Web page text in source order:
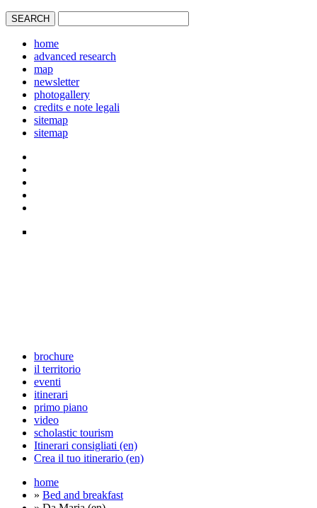
home
advanced research
map
newsletter
photogallery
credits e note legali
sitemap
sitemap
brochure
il territorio
eventi
itinerari
primo piano
video
scholastic tourism
Itinerari consigliati (en)
Crea il tuo itinerario (en)
home
» Bed and breakfast